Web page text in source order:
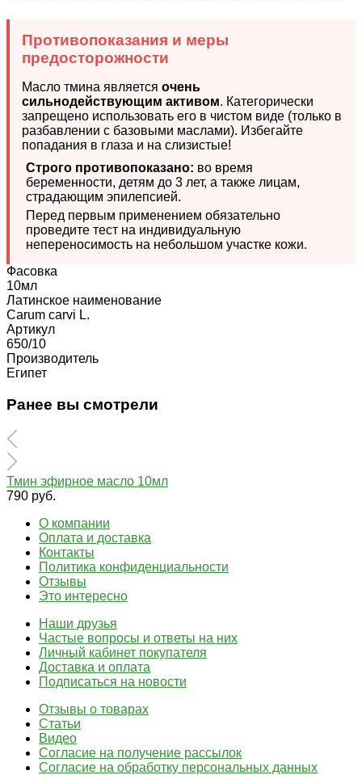
Противопоказания и меры
предосторожности
Масло тмина является очень
сильнодействующим активом. Категорически
запрещено использовать его в чистом виде (только в
разбавлении с базовыми маслами). Избегайте
попадания в глаза и на слизистые!
Строго противопоказано: во время
беременности, детям до 3 лет, а также лицам,
страдающим эпилепсией.
Перед первым применением обязательно
проведите тест на индивидуальную
непереносимость на небольшом участке кожи.
Фасовка
10мл
Латинское наименование
Carum carvi L.
Артикул
650/10
Производитель
Египет
Ранее вы смотрели
Тмин эфирное масло 10мл
790 руб.
О компании
Оплата и доставка
Контакты
Политика конфиденциальности
Отзывы
Это интересно
Наши друзья
Частые вопросы и ответы на них
Личный кабинет покупателя
Доставка и оплата
Подписаться на новости
Отзывы о товарах
Статьи
Видео
Согласие на получение рассылок
Согласие на обработку персональных данных